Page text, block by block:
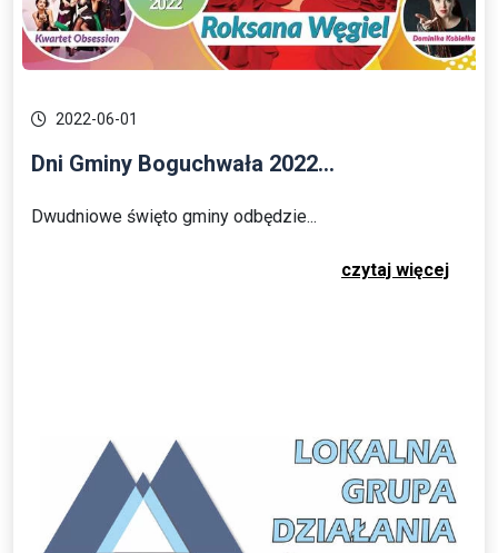
2022-06-01
Dni Gminy Boguchwała 2022...
Dwudniowe święto gminy odbędzie...
czytaj więcej